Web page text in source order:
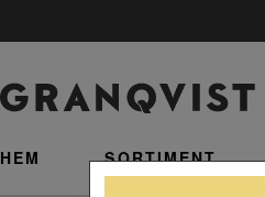
HEM SORTIMENT